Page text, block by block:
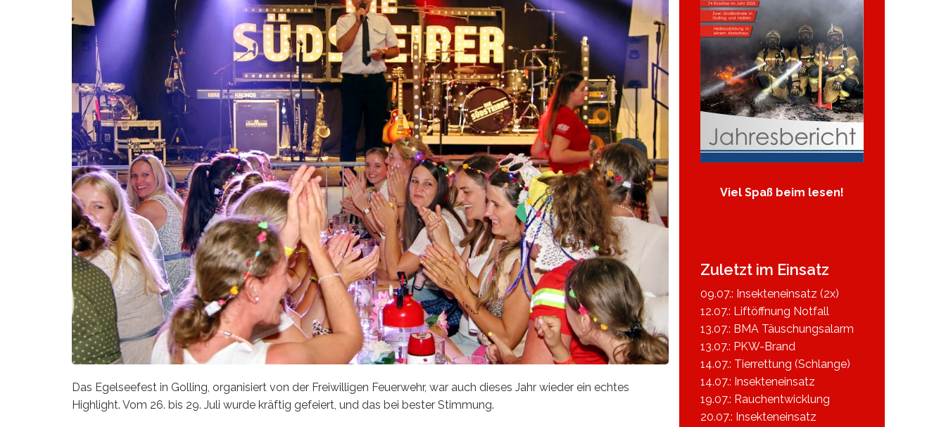
Das Egelseefest in Golling, organisiert von der Freiwilligen Feuerwehr, war auch dieses Jahr wieder ein echtes
Highlight. Vom 26. bis 29. Juli wurde kräftig gefeiert, und das bei bester Stimmung.
Viel Spaß beim lesen!
Zuletzt im Einsatz
09.07.: Insekteneinsatz (2x)
12.07.: Liftöffnung Notfall
13.07.: BMA Täuschungsalarm
13.07.: PKW-Brand
14.07.: Tierrettung (Schlange)
14.07.: Insekteneinsatz
19.07.: Rauchentwicklung
20.07.: Insekteneinsatz